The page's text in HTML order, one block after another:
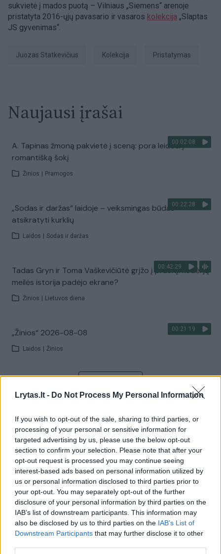
Lrytas.lt - Do Not Process My Personal Information
If you wish to opt-out of the sale, sharing to third parties, or
processing of your personal or sensitive information for
targeted advertising by us, please use the below opt-out
section to confirm your selection. Please note that after your
opt-out request is processed you may continue seeing
interest-based ads based on personal information utilized by
us or personal information disclosed to third parties prior to
your opt-out. You may separately opt-out of the further
disclosure of your personal information by third parties on the
IAB’s list of downstream participants. This information may
also be disclosed by us to third parties on the IAB’s List of
Downstream Participants that may further disclose it to other
sukvietė į mados puotą – Vilniaus „Siemens“ arenoje
pristatyta 2016-ųjų pavasario ir vasaros kolekcija „Slaptas
JS gyvenimas“.
Juozas Statkevičius Kolekcija pristatymas
Naujausi įrašai
00:02:08
A. Tapinas žmoną pakvietė į sceną: pora leidosi į
romantišką šokį
Žinios Pramogos
00:22:28
„Sodas ir daržas“ laidoje – veiksmingas būdas
atsikratyti kurklių
Laidos Sodas ir daržas
00:42:29
Tadas Gryn ir Toma Vaškevičiūtė grįžo į praeitį: kodėl jų
meilės istorija padėjo ekrane?
Žinios Lietuvos diena
00:21:19
„Žinios“ 2026-08-08
Laidos Žinios
Žiūrimiausi įrašai
00:00:30
Vaizdai iš tragiškos avarijos Vilniaus r.: dviejų moterų ir
vaiko gyvybių išgelbėti nepavyko
Žinios | Lietuvos diena
00:00:57
Savaitės vidurys nusimato karštas: temperatūra kils iki
32 laipsnių šilumos